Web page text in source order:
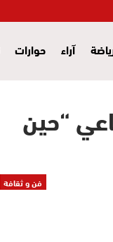
آراء حوارات
“حين
فن و ثقافة